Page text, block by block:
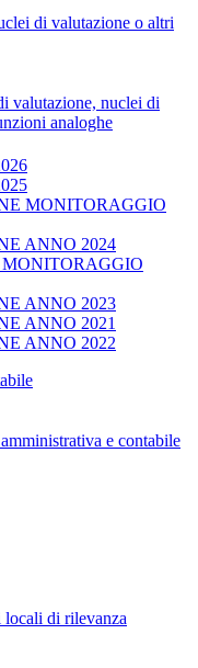
di valutazione o altri
valutazione, nuclei di
analoghe
MONITORAGGIO
ANNO 2024
ANNO 2023
ANNO 2021
ANNO 2022
e contabile
di rilevanza